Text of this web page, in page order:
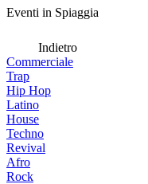
Eventi in Spiaggia
Indietro
Commerciale
Trap
Hip Hop
Latino
House
Techno
Revival
Afro
Rock